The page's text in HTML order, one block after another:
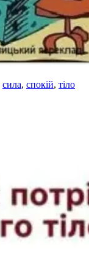
сила, спокій, тіло